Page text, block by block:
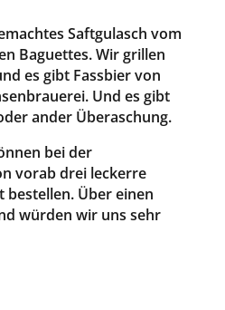
Saftgulasch vom
Baguettes. Wir grillen
es gibt Fassbier von
Und es gibt
ander Überaschung.
bei der
vorab drei leckerre
bestellen. Über einen
würden wir uns sehr